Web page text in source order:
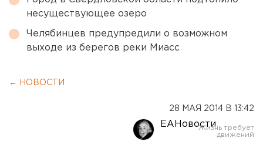
несуществующее озеро
Челябинцев предупредили о возможном
выходе из берегов реки Миасс
← НОВОСТИ
28 МАЯ 2014 В 13:42
ЕАНовости